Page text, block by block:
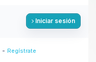
Iniciar sesión
- Regístrate